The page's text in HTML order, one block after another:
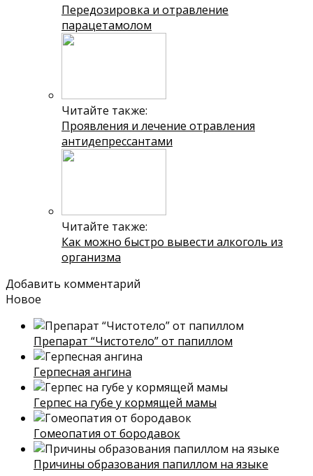
Передозировка и отравление
парацетамолом
Читайте также:
Проявления и лечение отравления
антидепрессантами
Читайте также:
Как можно быстро вывести алкоголь из
организма
Добавить комментарий
Новое
Препарат “Чистотело” от папиллом
Герпесная ангина
Герпес на губе у кормящей мамы
Гомеопатия от бородавок
Причины образования папиллом на языке